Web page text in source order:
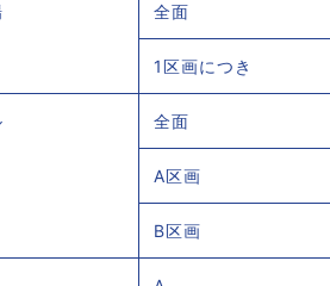
全面
1区画につき
全面
A区画
B区画